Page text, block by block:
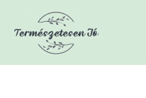
content